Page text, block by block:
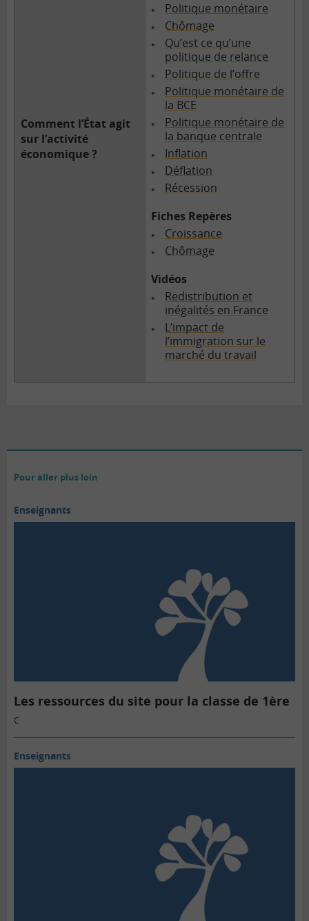
Comment l’État agit
sur l’activité
économique ?
Politique monétaire
Chômage
Qu’est ce qu’une
politique de relance
Politique de l’offre
Politique monétaire de
la BCE
Politique monétaire de
la banque centrale
Inflation
Déflation
Récession
Fiches Repères
Croissance
Chômage
Vidéos
Redistribution et
inégalités en France
L’impact de
l’immigration sur le
marché du travail
Pour aller plus loin
Enseignants
Les ressources du site pour la classe de 1ère
C
Enseignants